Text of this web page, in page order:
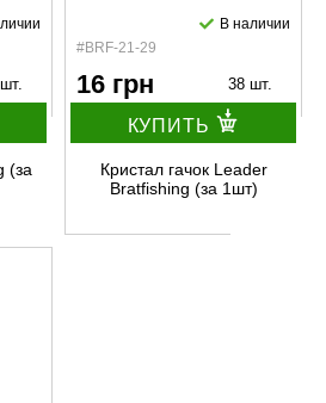
(за
#BRF-21-29
В наличии
16 грн 38 шт.
КУПИТЬ
Кристал гачок Leader
Bratfishing (за 1шт)